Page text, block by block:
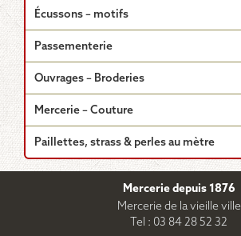
Écussons – motifs
Passementerie
Ouvrages – Broderies
Mercerie – Couture
Paillettes, strass & perles au mètre
Mercerie depuis 1876
Mercerie de la vieille ville
Tel : 03 84 28 52 32